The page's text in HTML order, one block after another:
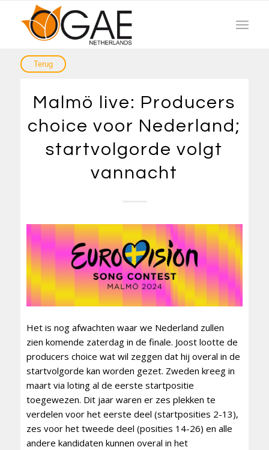
Malmö live: Producers
choice voor Nederland;
startvolgorde volgt
vannacht
Het is nog afwachten waar we Nederland zullen
zien komende zaterdag in de finale. Joost lootte de
producers choice wat wil zeggen dat hij overal in de
startvolgorde kan worden gezet. Zweden kreeg in
maart via loting al de eerste startpositie
toegewezen. Dit jaar waren er zes plekken te
verdelen voor het eerste deel (startposities 2-13),
zes voor het tweede deel (posities 14-26) en alle
andere kandidaten kunnen overal in het